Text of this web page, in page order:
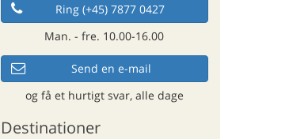
Ring (+45) 7877 0427
Man. - fre. 10.00-16.00
Send en e-mail
og få et hurtigt svar, alle dage
Destinationer